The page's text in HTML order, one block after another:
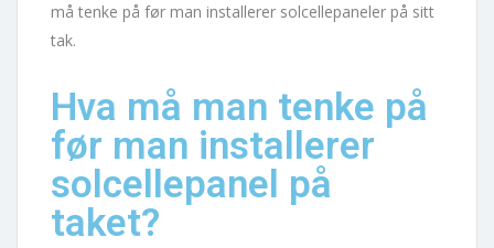
må tenke på før man installerer solcellepaneler på sitt
tak.
Hva må man tenke på
før man installerer
solcellepanel på
taket?